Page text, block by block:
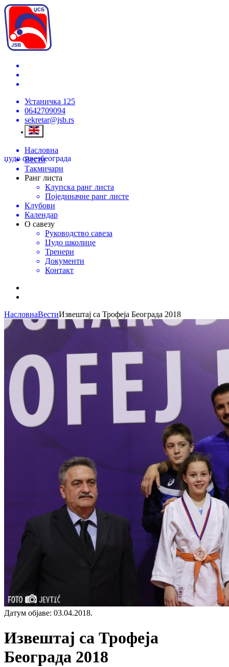
Устаничка 125
0642709094
sekretar@jsb.rs
џудо савезбеограда
Насловна
Вести
Такмичари
Ранг листа
Клупска ранг листа
Појединачне ранг листе
Клубови
Календар
О савезу
Руководство савеза
Џудо школице
Тренери
Документи
Контакт
НасловнаВестиИзвештај са Трофеја Београда 2018
Датум објаве: 03.04.2018.
Извештај са Трофеја
Београда 2018